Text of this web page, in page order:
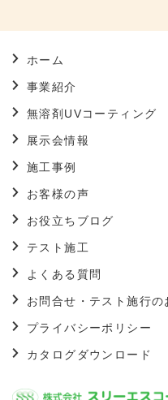
ホーム
事業紹介
無溶剤UVコーティング
展示会情報
施工事例
お客様の声
お役立ちブログ
テスト施工
よくある質問
お問合せ・テスト施行の
プライバシーポリシー
カタログダウンロード